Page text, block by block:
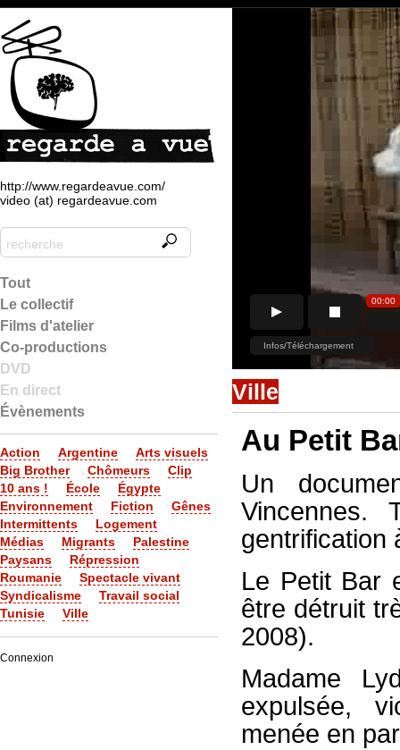
Ville
Au Petit
Un
gentrification
Le Petit Bar
être détruit
2008).
Madame
expulsée,
menée en
http://www.regardeavue.com/
video (at) regardeavue.com
Tout
Le collectif
Films d'atelier
Co-productions
DVD
En direct
Évènements
Action Argentine
Arts visuels
Big Brother
Chômeurs
Clip
10 ans !
École
Égypte
Environnement
Fiction
Gênes
Intermittents
Logement
Médias
Migrants
Palestine
Paysans
Répression
Roumanie
Spectacle vivant
Syndicalisme
Travail social
Tunisie
Ville
Connexion